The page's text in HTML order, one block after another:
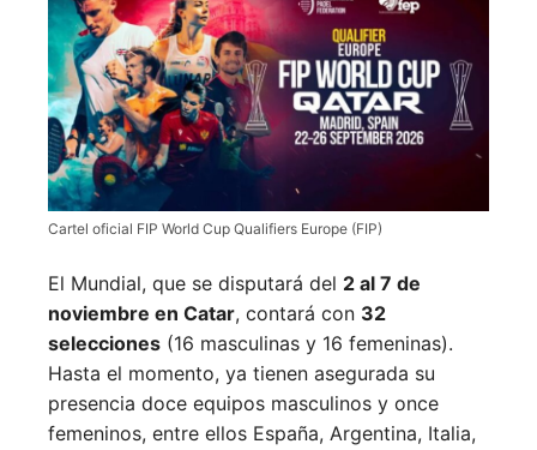
Cartel oficial FIP World Cup Qualifiers Europe (FIP)
El Mundial, que se disputará del 2 al 7 de
noviembre en Catar, contará con 32
selecciones (16 masculinas y 16 femeninas).
Hasta el momento, ya tienen asegurada su
presencia doce equipos masculinos y once
femeninos, entre ellos España, Argentina, Italia,